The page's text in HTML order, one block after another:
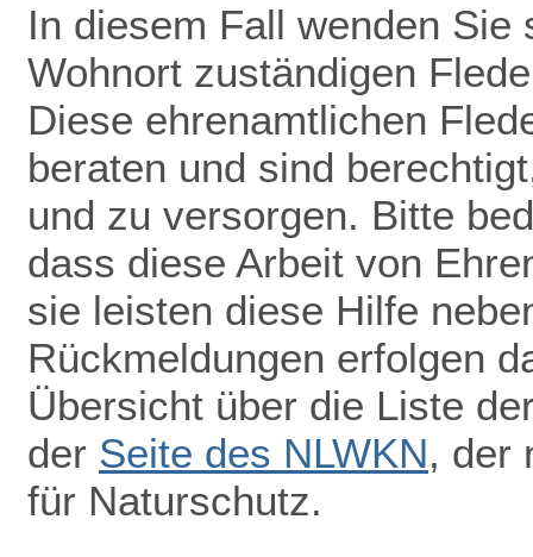
In diesem Fall wenden
Wohnort zuständigen
Diese ehrenamtlichen
beraten und sind
und zu versorgen. Bitte
dass diese Arbeit von
sie leisten diese Hilfe
Rückmeldungen erfolgen
Übersicht über die Liste
der Seite des NLWKN, der
für Naturschutz.